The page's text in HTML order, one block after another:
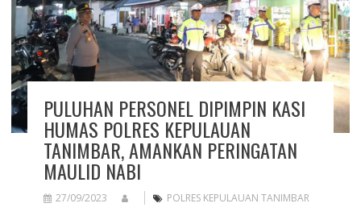
PULUHAN PERSONEL DIPIMPIN KASI
HUMAS POLRES KEPULAUAN
TANIMBAR, AMANKAN PERINGATAN
MAULID NABI
27/09/2023 POLRES KEPULAUAN TANIMBAR